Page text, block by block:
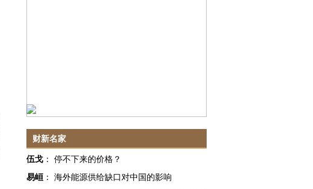
财新名家
伍戈 ： 停不下来的价格？
易峘 ： 海外能源供给缺口对中国的影响